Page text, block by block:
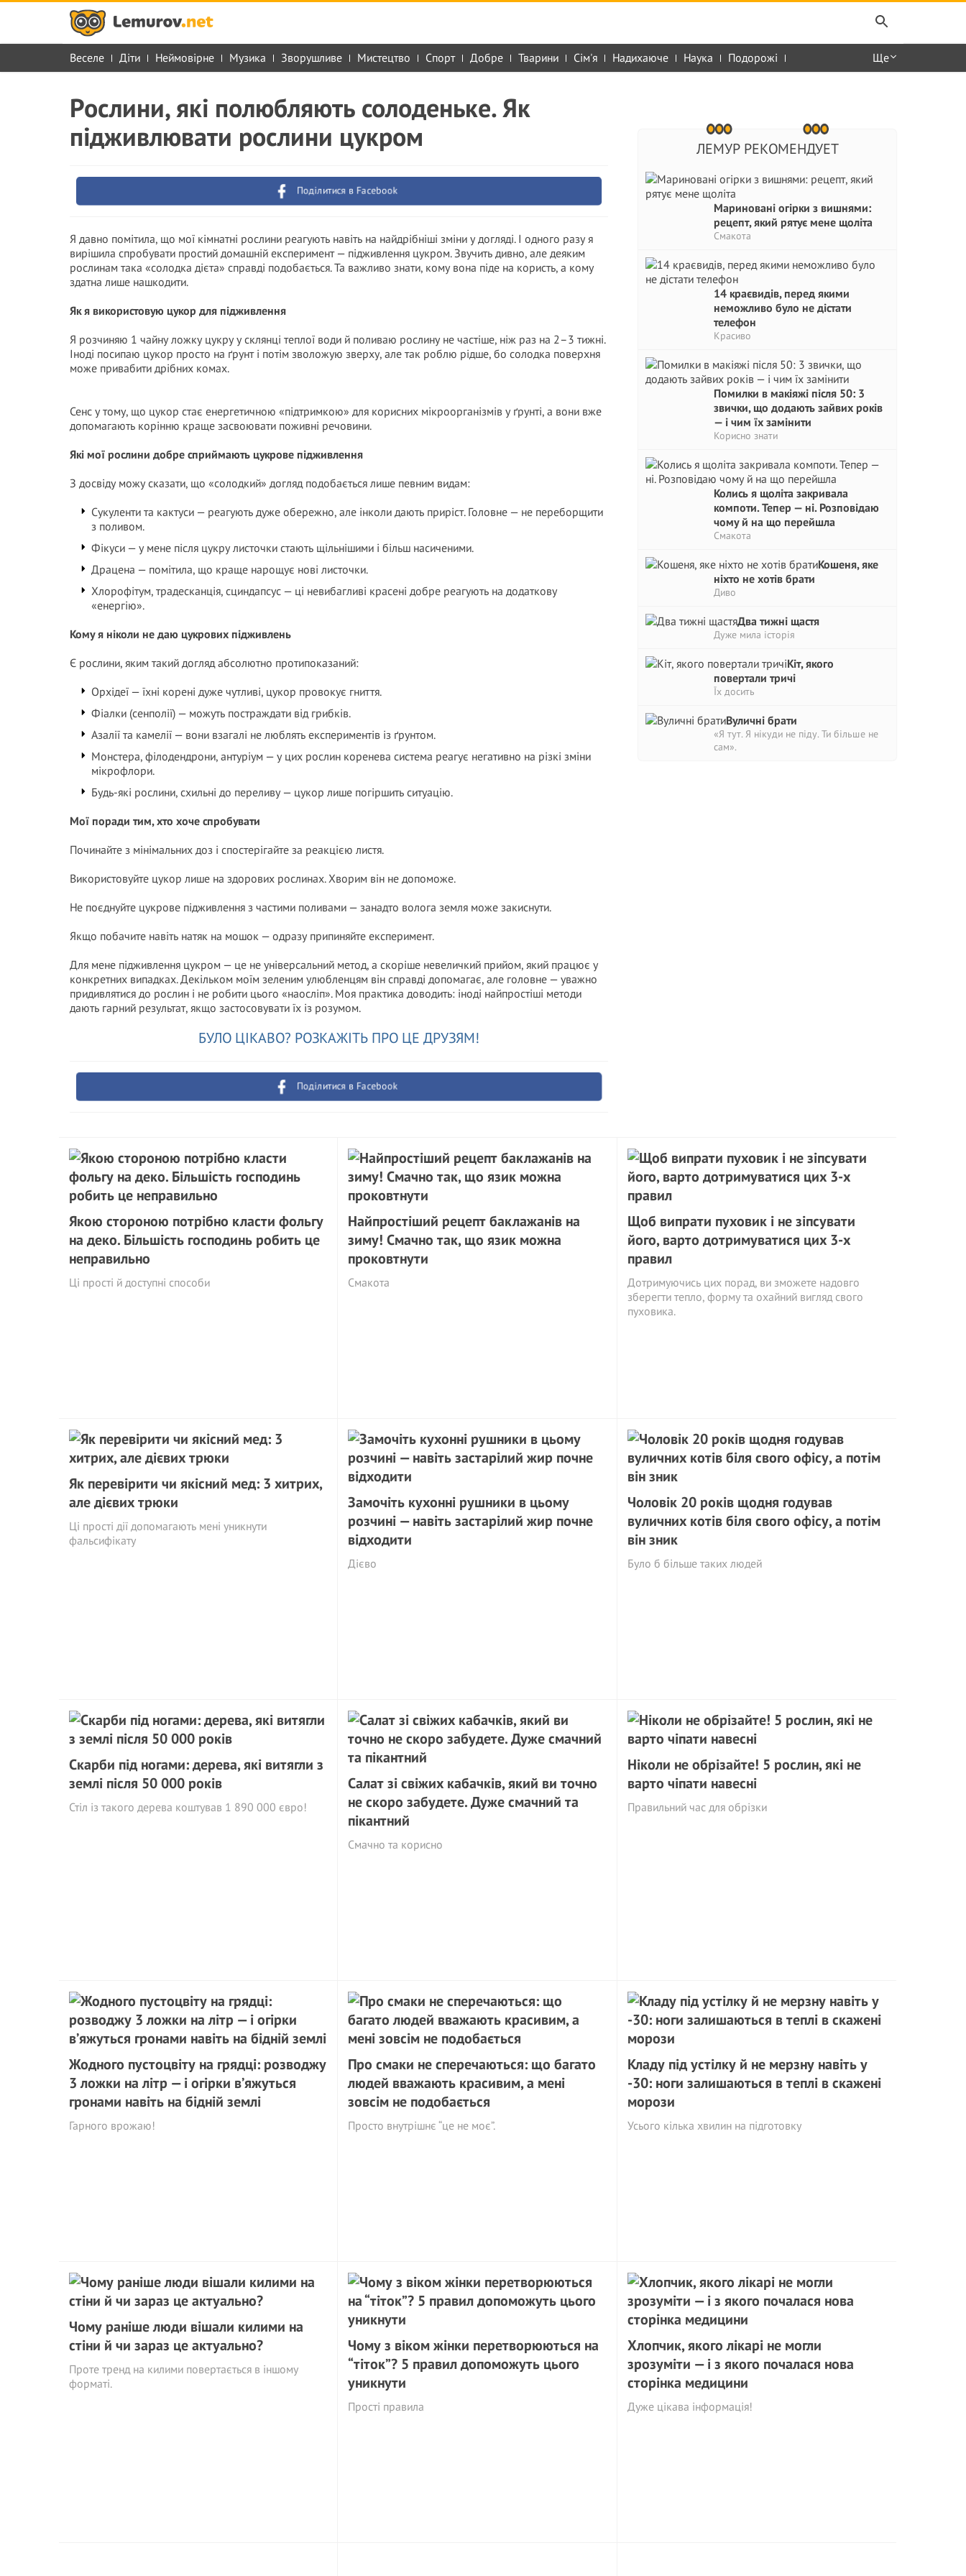
Веселе Діти Неймовірне Музика Зворушливе Мистецтво Спорт Добре Тварини Сім'я Надихаюче Наука Подорожі Ще
ЛЕМУР РЕКОМЕНДУЕТ
Мариновані огірки з вишнями:
рецепт, який рятує мене щоліта
Смакота
14 краєвидів, перед якими
неможливо було не дістати
телефон
Красиво
Помилки в макіяжі після 50: 3
звички, що додають зайвих років
— і чим їх замінити
Корисно знати
Колись я щоліта закривала
компоти. Тепер — ні. Розповідаю
чому й на що перейшла
Смакота
Кошеня, яке
ніхто не хотів брати
Диво
Два тижні щастя
Дуже мила історія
Кіт, якого
повертали тричі
Їх досить
Вуличні брати
«Я тут. Я нікуди не піду. Ти більше не
сам».
Рослини, які полюбляють солоденьке. Як
підживлювати рослини цукром
Поділитися в Facebook
Я давно помітила, що мої кімнатні рослини реагують навіть на найдрібніші зміни у догляді. І одного разу я
вирішила спробувати простий домашній експеримент — підживлення цукром. Звучить дивно, але деяким
рослинам така «солодка дієта» справді подобається. Та важливо знати, кому вона піде на користь, а кому
здатна лише нашкодити.
Як я використовую цукор для підживлення
Я розчиняю 1 чайну ложку цукру у склянці теплої води й поливаю рослину не частіше, ніж раз на 2–3 тижні.
Іноді посипаю цукор просто на ґрунт і потім зволожую зверху, але так роблю рідше, бо солодка поверхня
може привабити дрібних комах.
Сенс у тому, що цукор стає енергетичною «підтримкою» для корисних мікроорганізмів у ґрунті, а вони вже
допомагають корінню краще засвоювати поживні речовини.
Які мої рослини добре сприймають цукрове підживлення
З досвіду можу сказати, що «солодкий» догляд подобається лише певним видам:
Сукуленти та кактуси — реагують дуже обережно, але інколи дають приріст. Головне — не переборщити
з поливом.
Фікуси — у мене після цукру листочки стають щільнішими і більш насиченими.
Драцена — помітила, що краще нарощує нові листочки.
Хлорофітум, традесканція, сциндапсус — ці невибагливі красені добре реагують на додаткову
«енергію».
Кому я ніколи не даю цукрових підживлень
Є рослини, яким такий догляд абсолютно протипоказаний:
Орхідеї — їхні корені дуже чутливі, цукор провокує гниття.
Фіалки (сенполії) — можуть постраждати від грибків.
Азалії та камелії — вони взагалі не люблять експериментів із ґрунтом.
Монстера, філодендрони, антуріум — у цих рослин коренева система реагує негативно на різкі зміни
мікрофлори.
Будь-які рослини, схильні до переливу — цукор лише погіршить ситуацію.
Мої поради тим, хто хоче спробувати
Починайте з мінімальних доз і спостерігайте за реакцією листя.
Використовуйте цукор лише на здорових рослинах. Хворим він не допоможе.
Не поєднуйте цукрове підживлення з частими поливами — занадто волога земля може закиснути.
Якщо побачите навіть натяк на мошок — одразу припиняйте експеримент.
Для мене підживлення цукром — це не універсальний метод, а скоріше невеличкий прийом, який працює у
конкретних випадках. Декільком моїм зеленим улюбленцям він справді допомагає, але головне — уважно
придивлятися до рослин і не робити цього «наосліп». Моя практика доводить: іноді найпростіші методи
дають гарний результат, якщо застосовувати їх із розумом.
БУЛО ЦІКАВО? РОЗКАЖІТЬ ПРО ЦЕ ДРУЗЯМ!
Поділитися в Facebook
Якою стороною потрібно класти фольгу
на деко. Більшість господинь робить це
неправильно
Ці прості й доступні способи
Найпростіший рецепт баклажанів на
зиму! Смачно так, що язик можна
проковтнути
Смакота
Щоб випрати пуховик і не зіпсувати
його, варто дотримуватися цих 3-х
правил
Дотримуючись цих порад, ви зможете надовго
зберегти тепло, форму та охайний вигляд свого
пуховика.
Як перевірити чи якісний мед: 3 хитрих,
але дієвих трюки
Ці прості дії допомагають мені уникнути
фальсифікату
Замочіть кухонні рушники в цьому
розчині — навіть застарілий жир почне
відходити
Дієво
Чоловік 20 років щодня годував
вуличних котів біля свого офісу, а потім
він зник
Було б більше таких людей
Скарби під ногами: дерева, які витягли з
землі після 50 000 років
Стіл із такого дерева коштував 1 890 000 євро!
Салат зі свіжих кабачків, який ви точно
не скоро забудете. Дуже смачний та
пікантний
Смачно та корисно
Ніколи не обрізайте! 5 рослин, які не
варто чіпати навесні
Правильний час для обрізки
Жодного пустоцвіту на грядці: розводжу
3 ложки на літр — і огірки в’яжуться
гронами навіть на бідній землі
Гарного врожаю!
Про смаки не сперечаються: що багато
людей вважають красивим, а мені
зовсім не подобається
Просто внутрішнє “це не моє”.
Кладу під устілку й не мерзну навіть у
-30: ноги залишаються в теплі в скажені
морози
Усього кілька хвилин на підготовку
Чому раніше люди вішали килими на
стіни й чи зараз це актуально?
Проте тренд на килими повертається в іншому
форматі.
Чому з віком жінки перетворюються на
“тіток”? 5 правил допоможуть цього
уникнути
Прості правила
Хлопчик, якого лікарі не могли
зрозуміти — і з якого почалася нова
сторінка медицини
Дуже цікава інформація!